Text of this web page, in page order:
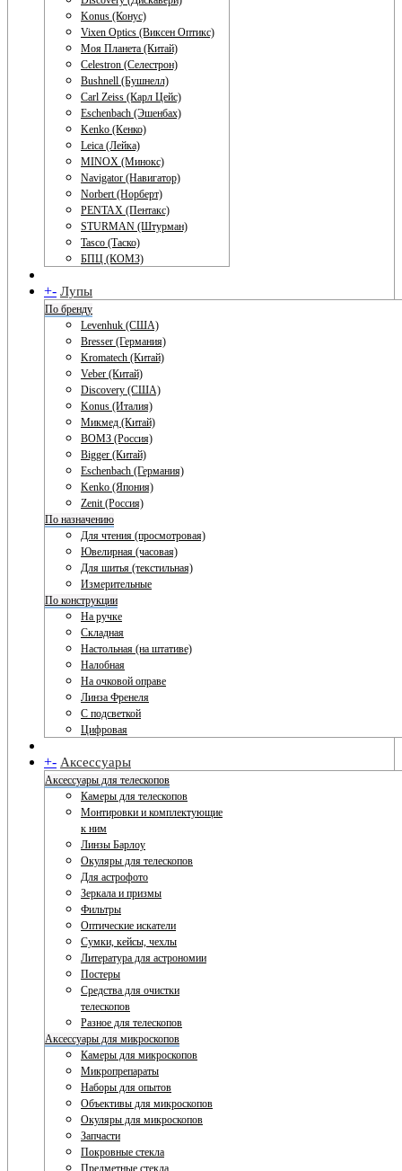
Konus (Конус)
Vixen Optics (Виксен Оптикс)
Моя Планета (Китай)
Celestron (Селестрон)
Bushnell (Бушнелл)
Carl Zeiss (Карл Цейс)
Eschenbach (Эшенбах)
Kenko (Кенко)
Leica (Лейка)
MINOX (Минокс)
Navigator (Навигатор)
Norbert (Норберт)
PENTAX (Пентакс)
STURMAN (Штурман)
Tasco (Таско)
БПЦ (КОМЗ)
+- Лупы
По бренду
Levenhuk (США)
Bresser (Германия)
Kromatech (Китай)
Veber (Китай)
Discovery (США)
Konus (Италия)
Микмед (Китай)
ВОМЗ (Россия)
Bigger (Китай)
Eschenbach (Германия)
Kenko (Япония)
Zenit (Россия)
По назначению
Для чтения (просмотровая)
Ювелирная (часовая)
Для шитья (текстильная)
Измерительные
По конструкции
На ручке
Складная
Настольная (на штативе)
Налобная
На очковой оправе
Линза Френеля
С подсветкой
Цифровая
+- Аксессуары
Аксессуары для телескопов
Камеры для телескопов
Монтировки и комплектующие
к ним
Линзы Барлоу
Окуляры для телескопов
Для астрофото
Зеркала и призмы
Фильтры
Оптические искатели
Сумки, кейсы, чехлы
Литература для астрономии
Постеры
Средства для очистки
телескопов
Разное для телескопов
Аксессуары для микроскопов
Камеры для микроскопов
Микропрепараты
Наборы для опытов
Объективы для микроскопов
Окуляры для микроскопов
Запчасти
Покровные стекла
Предметные стекла